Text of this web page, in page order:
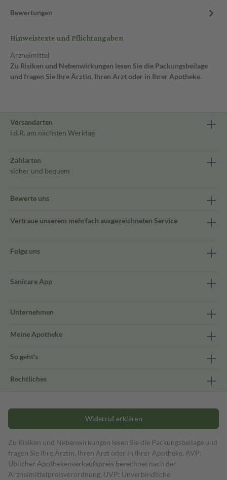
Bewertungen
Hinweistexte und Pflichtangaben
Arzneimittel
Zu Risiken und Nebenwirkungen lesen Sie die Packungsbeilage
und fragen Sie Ihre Ärztin, Ihren Arzt oder in Ihrer Apotheke.
Versandarten
i.d.R. am nächsten Werktag
Zahlarten
sicher und bequem
Bewerte uns
Vertraue unserem mehrfach ausgezeichneten Service
Folge uns
Sanicare App
Unternehmen
Meine Apotheke
So geht's
Rechtliches
Widerruf erklären
Zu Risiken und Nebenwirkungen lesen Sie die Packungsbeilage und
fragen Sie Ihre Ärztin, Ihren Arzt oder in Ihrer Apotheke. AVP:
Üblicher Apothekenverkaufspreis berechnet nach der
Arzneimittelpreisverordnung. UVP: Unverbindliche